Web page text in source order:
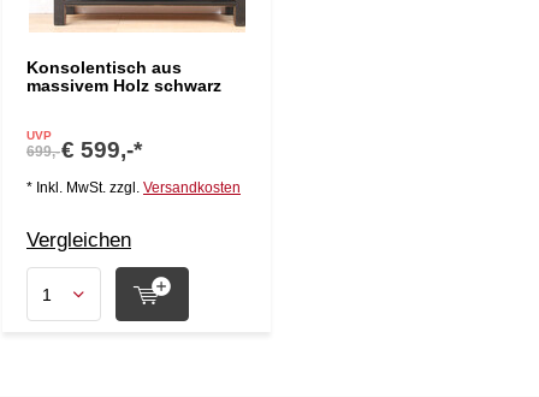
Konsolentisch aus
massivem Holz schwarz
UVP
699,-€ 599,-*
* Inkl. MwSt. zzgl. Versandkosten
Vergleichen